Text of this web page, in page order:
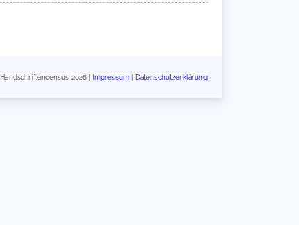
Handschriftencensus 2026 | Impressum Datenschutzerklärung